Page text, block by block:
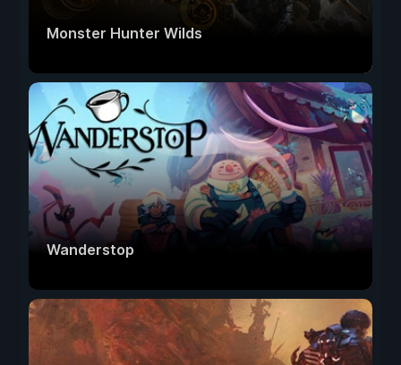
Monster Hunter Wilds
Wanderstop